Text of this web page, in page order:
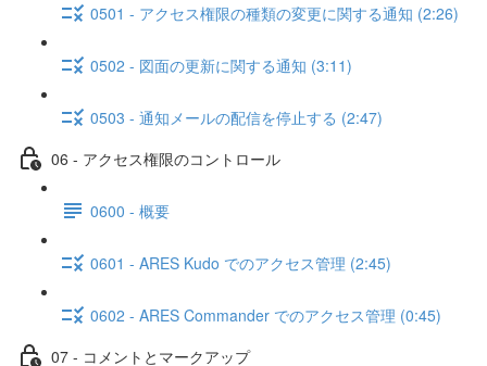
0501 - アクセス権限の種類の変更に関する通知 (2:26)
0502 - 図面の更新に関する通知 (3:11)
0503 - 通知メールの配信を停止する (2:47)
06 - アクセス権限のコントロール
0600 - 概要
0601 - ARES Kudo でのアクセス管理 (2:45)
0602 - ARES Commander でのアクセス管理 (0:45)
07 - コメントとマークアップ